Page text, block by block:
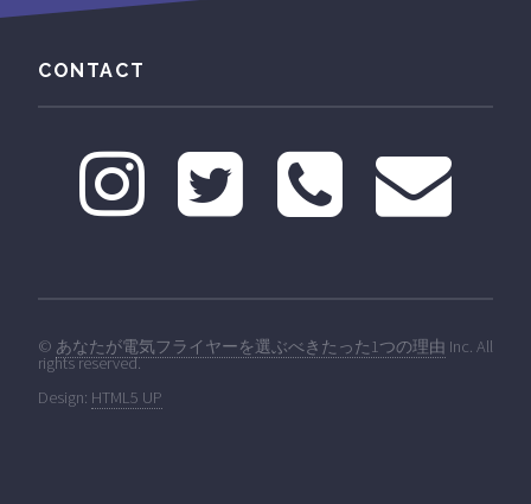
CONTACT
© あなたが電気フライヤーを選ぶべきたった1つの理由 Inc. All
rights reserved.
Design: HTML5 UP